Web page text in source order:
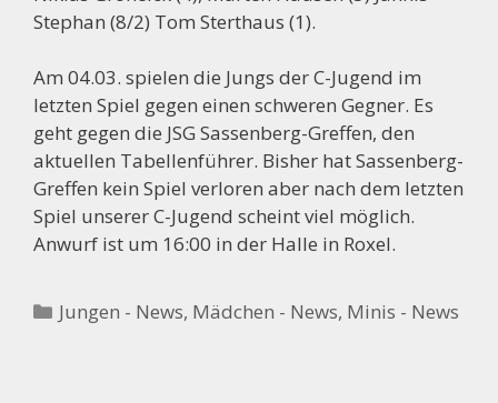
Stephan (8/2) Tom Sterthaus (1).
Am 04.03. spielen die Jungs der C-Jugend im
letzten Spiel gegen einen schweren Gegner. Es
geht gegen die JSG Sassenberg-Greffen, den
aktuellen Tabellenführer. Bisher hat Sassenberg-
Greffen kein Spiel verloren aber nach dem letzten
Spiel unserer C-Jugend scheint viel möglich.
Anwurf ist um 16:00 in der Halle in Roxel.
Kategorien
Jungen - News, Mädchen - News, Minis - News